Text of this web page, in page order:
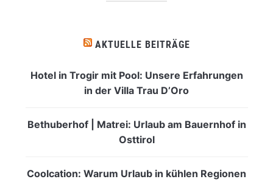
AKTUELLE BEITRÄGE
Hotel in Trogir mit Pool: Unsere Erfahrungen
in der Villa Trau D’Oro
Bethuberhof | Matrei: Urlaub am Bauernhof in
Osttirol
Coolcation: Warum Urlaub in kühlen Regionen